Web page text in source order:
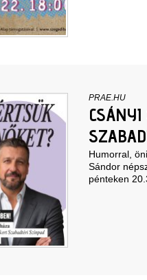
PRAE.HU
CSÁNYI
Humorral,
Sándor
pénteken